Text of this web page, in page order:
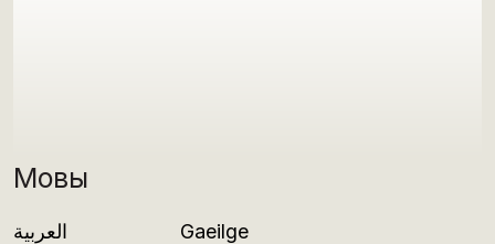
Мовы
العربية
Gaeilge